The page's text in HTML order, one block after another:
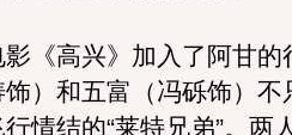
高兴》加入了阿甘的
）和五富（冯砾饰）不
情结的“莱特兄弟”。两